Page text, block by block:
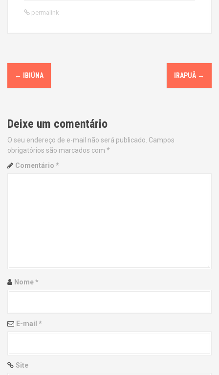
permalink
P
o
t
n
a
i
n
← IBIÚNA IRAPUÃ →
Deixe um comentário
O seu endereço de e-mail não será publicado. Campos
obrigatórios são marcados com *
Comentário *
Nome*
E-mail *
Site